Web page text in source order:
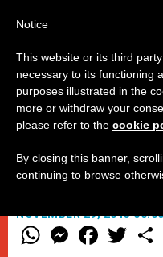
نعمة الغفران
على موقع تويتر
NOVEMBER 29, 2013
W
h
M
e
F
a w
Notice
This website or its third
necessary to its functioning
purposes illustrated in the
more or withdraw your
please refer to the cookie
By closing this banner,
continuing to browse